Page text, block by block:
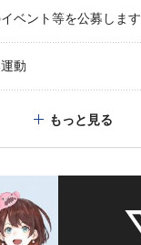
ベント等を公募します
動
もっと見る